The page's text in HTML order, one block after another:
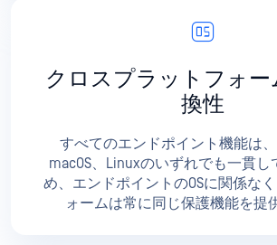
クロスプラットフォー
換性
すべてのエンドポイント機能は、
macOS、Linuxのいずれでも一貫し
め、エンドポイントのOSに関係な
ォームは常に同じ保護機能を提